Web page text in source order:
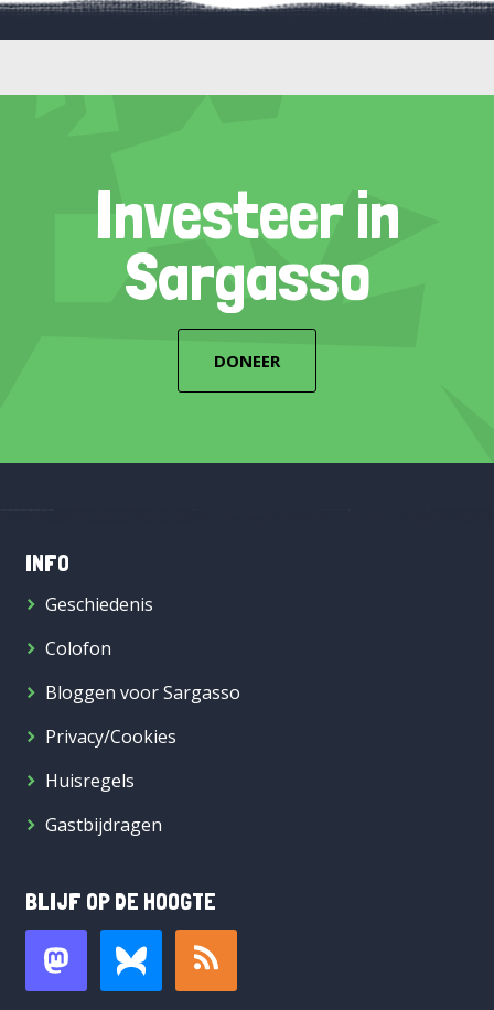
Investeer in
Sargasso
DONEER
INFO
Geschiedenis
Colofon
Bloggen voor Sargasso
Privacy/Cookies
Huisregels
Gastbijdragen
BLIJF OP DE HOOGTE